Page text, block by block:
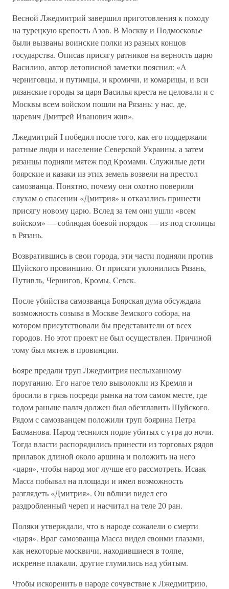
Весной Лжедмитрий завершил приготовления к походу
на турецкую крепость Азов. В Москву и Подмосковье
были вызваны воинские полки из разных концов
государства. Описав присягу ратников на верность царю
Василию, автор летописной заметки пояснил: «А
черниговцы, и путимцы, и кромичи, и комарицы, и вси
рязанские городы за царя Василья креста не целовали и с
Москвы всем войском пошли на Рязань: у нас, де,
царевич Дмитрей Иванович жив».
Лжедмитрий I победил после того, как его поддержали
ратные люди и население Северской Украины, а затем
рязанцы подняли мятеж под Кромами. Служилые дети
боярские и казаки из этих земель возвели на престол
самозванца. Понятно, почему они охотно поверили
слухам о спасении «Дмитрия» и отказались принести
присягу новому царю. Вслед за тем они ушли «всем
войском» — соблюдая боевой порядок — из-под столицы
в Рязань.
Возвратившись в свои города, эти части подняли против
Шуйского провинцию. От присяги уклонились Рязань,
Путивль, Чернигов, Кромы, Севск.
После убийства самозванца Боярская дума обсуждала
возможность созыва в Москве Земского собора, на
котором присутствовали бы представители от всех
городов. Но этот проект не был осуществлен. Причиной
тому был мятеж в провинции.
Бояре предали труп Лжедмитрия неслыханному
поруганию. Его нагое тело выволокли из Кремля и
бросили в грязь посреди рынка на том самом месте, где
годом раньше палач должен был обезглавить Шуйского.
Рядом с самозванцем положили труп боярина Петра
Басманова. Народ теснился подле убитых с утра до ночи.
Тогда власти распорядились принести из торговых рядов
прилавок длиной около аршина и положить на него
«царя», чтобы народ мог лучше его рассмотреть. Исаак
Масса побывал на площади и имел возможность
разглядеть «Дмитрия». Он вблизи видел его
раздробленный череп и насчитал на теле 20 ран.
Поляки утверждали, что в народе сожалели о смерти
«царя». Враг самозванца Масса видел своими глазами,
как некоторые москвичи, находившиеся в толпе,
искренне плакали, другие глумились над убитым.
Чтобы искоренить в народе сочувствие к Лжедмитрию,